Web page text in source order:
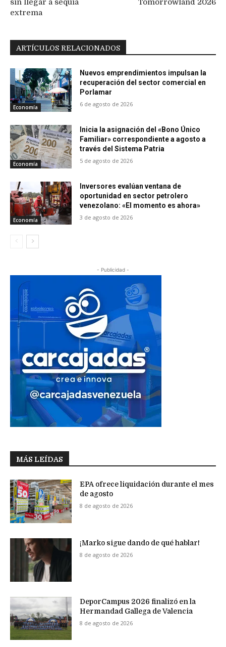
sin llegar a sequía
extrema
Tomorrowland 2026
ARTÍCULOS RELACIONADOS
Economía
Nuevos emprendimientos impulsan la
recuperación del sector comercial en
Porlamar
6 de agosto de 2026
Economía
Inicia la asignación del «Bono Único
Familiar» correspondiente a agosto a
través del Sistema Patria
5 de agosto de 2026
Economía
Inversores evalúan ventana de
oportunidad en sector petrolero
venezolano: «El momento es ahora»
3 de agosto de 2026
- Publicidad -
MÁS LEÍDAS
EPA ofrece liquidación durante el mes
de agosto
8 de agosto de 2026
¡Marko sigue dando de qué hablar!
8 de agosto de 2026
DeporCampus 2026 finalizó en la
Hermandad Gallega de Valencia
8 de agosto de 2026